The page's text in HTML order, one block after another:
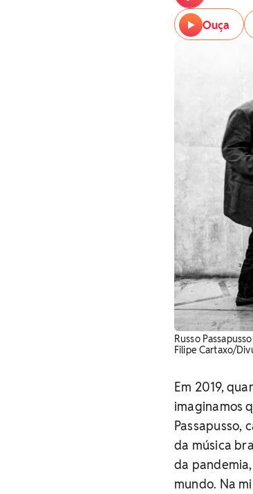
Ouça
Russo
Filipe Cartaxo/
Em 2019,
imaginamos
Passapusso,
da música
da
mundo. Na